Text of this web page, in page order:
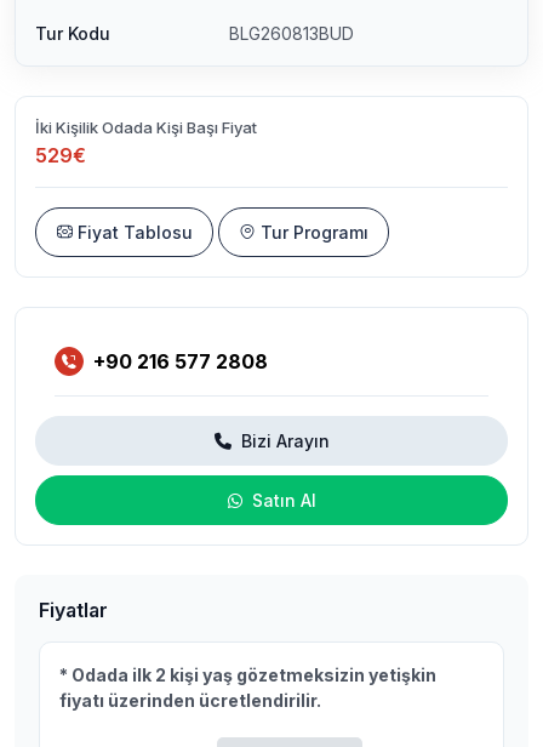
Tur Kodu BLG260813BUD
İki Kişilik Odada Kişi Başı Fiyat
529€
Fiyat Tablosu Tur Programı
+90 216 577 2808
Bizi Arayın
Satın Al
Fiyatlar
* Odada ilk 2 kişi yaş gözetmeksizin yetişkin
fiyatı üzerinden ücretlendirilir.